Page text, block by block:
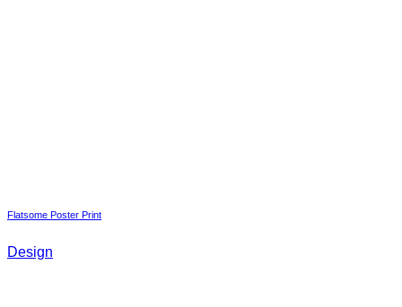
Flatsome Poster Print
Design